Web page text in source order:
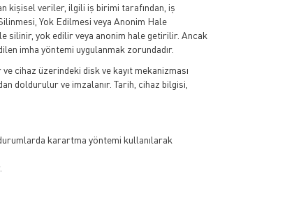
kişisel veriler, ilgili iş birimi tarafından, iş
Yok Edilmesi veya Anonim Hale
silinir, yok edilir veya anonim hale getirilir. Ancak
imha yöntemi uygulanmak zorundadır.
cihaz üzerindeki disk ve kayıt mekanizması
doldurulur ve imzalanır. Tarih, cihaz bilgisi,
karartma yöntemi kullanılarak